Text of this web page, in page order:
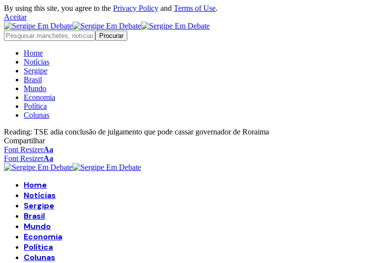
By using this site, you agree to the Privacy Policy and Terms of Use.
Aceitar
Home
Notícias
Sergipe
Brasil
Mundo
Economia
Política
Colunas
Reading: TSE adia conclusão de julgamento que pode cassar governador de Roraima
Compartilhar
Font ResizerAa
Font ResizerAa
Home
Notícias
Sergipe
Brasil
Mundo
Economia
Política
Colunas